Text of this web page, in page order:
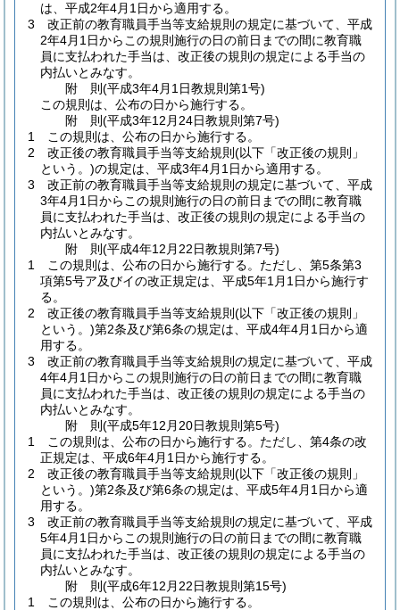
は、平成2年4月1日から適用する。
3
改正前の教育職員手当等支給規則の規定に基づいて、平成
2年4月1日からこの規則施行の日の前日までの間に教育職
員に支払われた手当は、改正後の規則の規定による手当の
内払いとみなす。
附 則(平成3年4月1日教規則第1号)
この規則は、公布の日から施行する。
附 則(平成3年12月24日教規則第7号)
1
この規則は、公布の日から施行する。
2
改正後の教育職員手当等支給規則 (以下「改正後の規則」
という。)の規定は、平成3年4月1日から適用する。
3
改正前の教育職員手当等支給規則の規定に基づいて、平成
3年4月1日からこの規則施行の日の前日までの間に教育職
員に支払われた手当は、改正後の規則の規定による手当の
内払いとみなす。
附 則(平成4年12月22日教規則第7号)
1
この規則は、公布の日から施行する。 ただし、第5条第3
項第5号ア及びイの改正規定は、平成5年1月1日から施行す
る。
2
改正後の教育職員手当等支給規則 (以下「改正後の規則」
という。)第2条及び第6条の規定は、平成4年4月1日から適
用する。
3
改正前の教育職員手当等支給規則の規定に基づいて、平成
4年4月1日からこの規則施行の日の前日までの間に教育職
員に支払われた手当は、改正後の規則の規定による手当の
内払いとみなす。
附 則(平成5年12月20日教規則第5号)
1
この規則は、公布の日から施行する。 ただし、第4条の改
正規定は、平成6年4月1日から施行する。
2
改正後の教育職員手当等支給規則 (以下「改正後の規則」
という。)第2条及び第6条の規定は、平成5年4月1日から適
用する。
3
改正前の教育職員手当等支給規則の規定に基づいて、平成
5年4月1日からこの規則施行の日の前日までの間に教育職
員に支払われた手当は、改正後の規則の規定による手当の
内払いとみなす。
附 則(平成6年12月22日教規則第15号)
1
この規則は、公布の日から施行する。